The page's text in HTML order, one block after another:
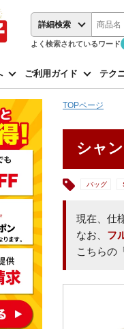
詳細検索
よく検索されているワード
ご利用ガイド テク
TOPページ
シャ
バッグ
現在、仕
なお、 フ
こちらの